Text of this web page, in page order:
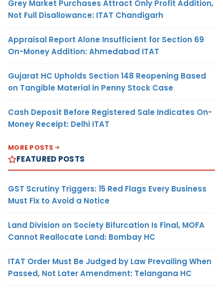
Grey Market Purchases Attract Only Profit Addition,
Not Full Disallowance: ITAT Chandigarh
Appraisal Report Alone Insufficient for Section 69
On-Money Addition: Ahmedabad ITAT
Gujarat HC Upholds Section 148 Reopening Based
on Tangible Material in Penny Stock Case
Cash Deposit Before Registered Sale Indicates On-
Money Receipt: Delhi ITAT
MORE POSTS
FEATURED POSTS
GST Scrutiny Triggers: 15 Red Flags Every Business
Must Fix to Avoid a Notice
Land Division on Society Bifurcation Is Final, MOFA
Cannot Reallocate Land: Bombay HC
ITAT Order Must Be Judged by Law Prevailing When
Passed, Not Later Amendment: Telangana HC